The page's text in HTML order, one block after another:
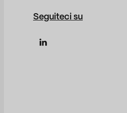
Seguiteci su